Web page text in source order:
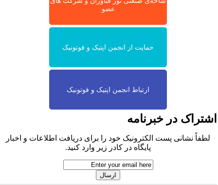
عضو
حمایت از انجمن اپتیک و فوتونیک
ارتباط انجمن اپتیک و فوتونیک
در خبرنامه
لطفاً نشانی پست الکترونیک خود را برای دریافت اطلاعات و اخبار
پایگاه در کادر زیر وارد کنید.